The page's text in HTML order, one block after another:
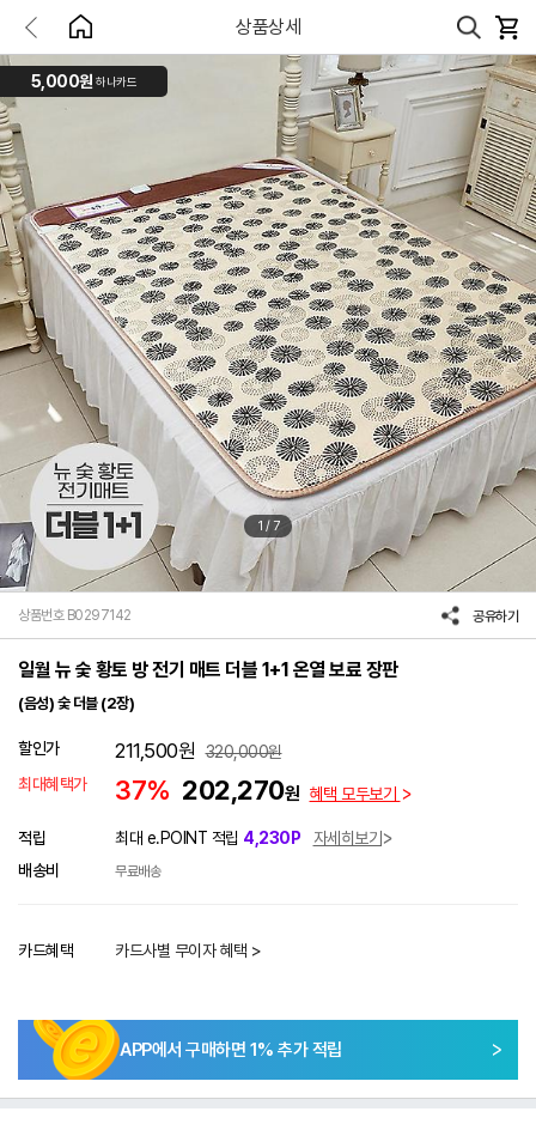
상품상세
5,000원 하나카드
1 / 7
상품번호 B0297142 공유하기
일월 뉴 숯 황토 방 전기 매트 더블 1+1 온열 보료 장판
(음성) 숯 더블 (2장)
할인가 211,500원 320,000원
최대혜택가
37% 202,270원 혜택 모두보기
적립 최대 e.POINT 적립 4,230P
자세히보기
배송비
무료배송
카드혜택 카드사별 무이자 혜택 >
APP에서 구매하면 1% 추가 적립